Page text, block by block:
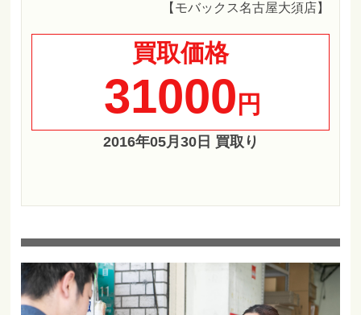
【モバックス名古屋大須店】
買取価格
31000 円
2016年05月30日 買取り